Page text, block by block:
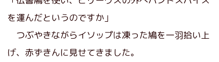
を運んだというのですか」
つぶやきながらイソップは凍った鳩を一羽拾い上
げ、赤ずきんに見せてきました。